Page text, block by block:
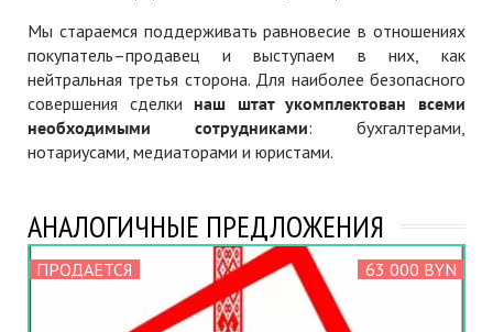
Мы стараемся поддерживать равновесие в отношениях
покупатель–продавец и выступаем в них, как
нейтральная третья сторона. Для наиболее безопасного
совершения сделки наш штат укомплектован всеми
необходимыми сотрудниками: бухгалтерами,
нотариусами, медиаторами и юристами.
АНАЛОГИЧНЫЕ ПРЕДЛОЖЕНИЯ
ПРОДАЕТСЯ 63 000 BYN